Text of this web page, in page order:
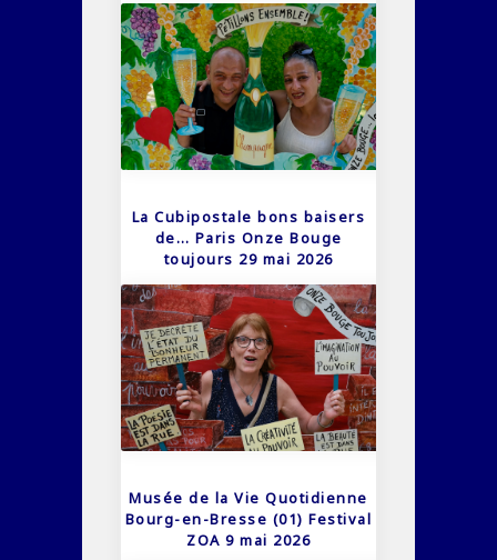
La Cubipostale bons baisers
de… Paris Onze Bouge
toujours 29 mai 2026
Musée de la Vie Quotidienne
Bourg-en-Bresse (01) Festival
ZOA 9 mai 2026